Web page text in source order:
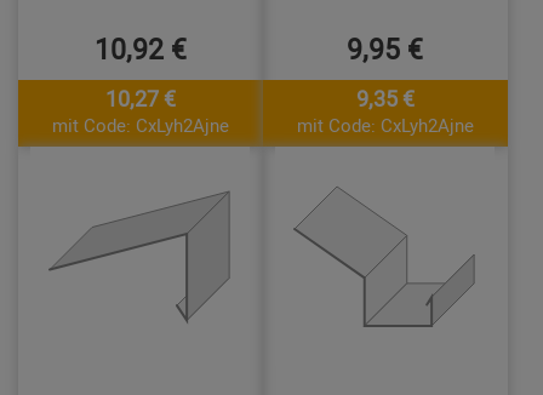
10,92 €
10,27 €
mit Code: CxLyh2Ajne
9,95 €
9,35 €
mit Code: CxLyh2Ajne